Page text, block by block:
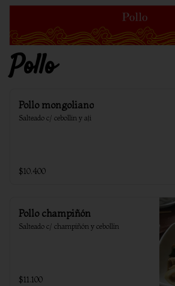
Pollo
Pollo mongoliano
Salteado c/ cebollin y aji
$10.400
Pollo champiñón
Salteado c/ champiñón y cebollín
$11.100